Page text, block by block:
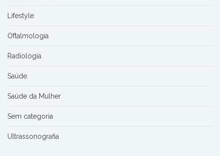
Lifestyle
Oftalmologia
Radiologia
Saúde
Saúde da Mulher
Sem categoria
Ultrassonografia